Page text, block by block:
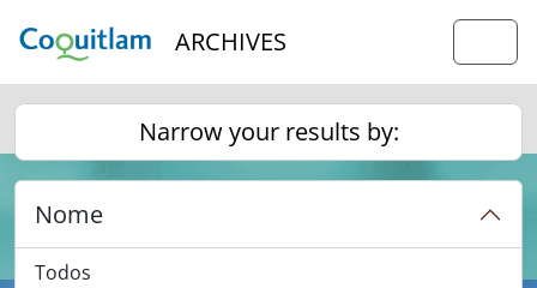
ARCHIVES
Narrow your results by:
Nome
Todos